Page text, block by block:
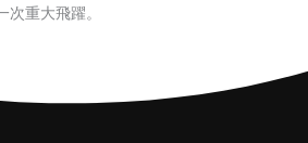
重大飛躍。